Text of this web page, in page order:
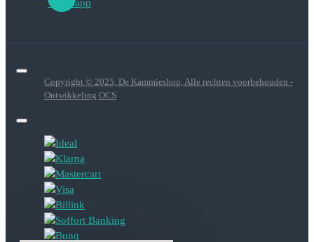
Copyright © 2025, De Kammieshop, Alle rechten voorbehouden -
Ontwikkeling OCS